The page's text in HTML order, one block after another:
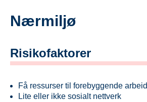
Nærmiljø
Risikofaktorer
Få ressurser til forebyggende arbeid
Lite eller ikke sosialt nettverk